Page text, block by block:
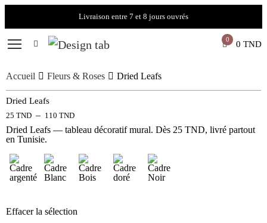
Livraison entre 7 et 8 jours ouvrés
0 0 TND
Accueil Fleurs & Roses Dried Leafs
Dried Leafs
25 TND – 110 TND
Dried Leafs — tableau décoratif mural. Dès 25 TND, livré partout
en Tunisie.
Effacer la sélection